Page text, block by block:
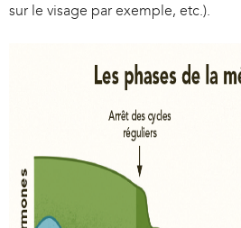
sur le visage par exemple, etc.).